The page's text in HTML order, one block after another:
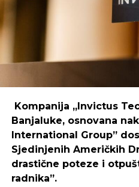
regijama koje nisu urbani
podršku i ulaganja koja
održivost ovakvih inicijativa.
Ulaganje u coworking
postati ključan korak
poslovne klime,
Kompanija „Invictus
Banjaluke, osnovana
International Group”
Sjedinjenih Američkih
drastične poteze i
radnika”.